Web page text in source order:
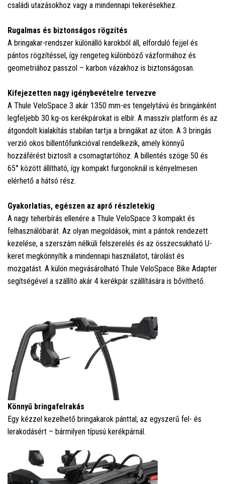
családi utazásokhoz vagy a mindennapi tekerésekhez.
Rugalmas és biztonságos rögzítés
A bringakar-rendszer különálló karokból áll, elforduló fejjel és
pántos rögzítéssel, így rengeteg különböző vázformához és
geometriához passzol – karbon vázakhoz is biztonságosan.
Kifejezetten nagy igénybevételre tervezve
A Thule VeloSpace 3 akár 1350 mm-es tengelytávú és bringánként
legfeljebb 30 kg-os kerékpárokat is elbír. A masszív platform és az
átgondolt kialakítás stabilan tartja a bringákat az úton. A 3 bringás
verzió okos billentőfunkcióval rendelkezik, amely könnyű
hozzáférést biztosít a csomagtartóhoz. A billentés szöge 50 és
65° között állítható, így kompakt furgonoknál is kényelmesen
elérhető a hátsó rész.
Gyakorlatias, egészen az apró részletekig
A nagy teherbírás ellenére a Thule VeloSpace 3 kompakt és
felhasználóbarát. Az olyan megoldások, mint a pántok rendezett
kezelése, a szerszám nélküli felszerelés és az összecsukható U-
keret megkönnyítik a mindennapi használatot, tárolást és
mozgatást. A külön megvásárolható Thule VeloSpace Bike Adapter
segítségével a szállító akár 4 kerékpár szállítására is bővíthető.
Könnyű bringafelrakás
Egy kézzel kezelhető bringakarok pánttal, az egyszerű fel- és
lerakodásért – bármilyen típusú kerékpárnál.